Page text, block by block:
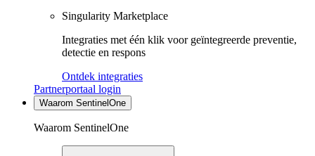
Singularity Marketplace
Integraties met één klik voor geïntegreerde preventie,
detectie en respons
Ontdek integraties
Partnerportaal login
Waarom SentinelOne
Waarom SentinelOne